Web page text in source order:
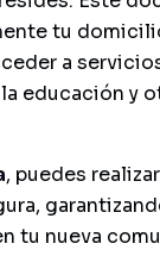
tu
a
educación y
, puedes
tu nueva